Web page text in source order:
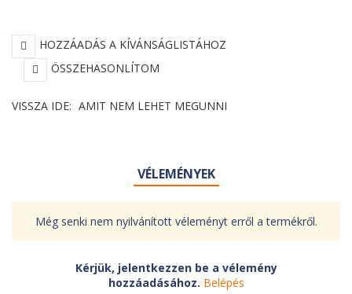
HOZZÁADÁS A KÍVÁNSÁGLISTÁHOZ
ÖSSZEHASONLÍTOM
VISSZA IDE: AMIT NEM LEHET MEGUNNI
VÉLEMÉNYEK
Még senki nem nyilvánított véleményt erről a termékről.
Kérjük, jelentkezzen be a vélemény
hozzáadásához. Belépés